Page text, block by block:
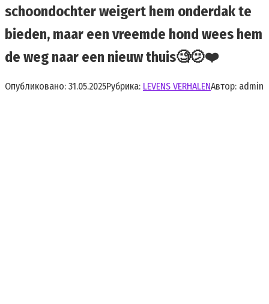
schoondochter weigert hem onderdak te
bieden, maar een vreemde hond wees hem
de weg naar een nieuw thuis🧐🫤❤️
Опубликовано: 31.05.2025Рубрика: LEVENS VERHALENАвтор: admin